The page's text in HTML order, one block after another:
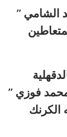
الشامي ”
فوزي ”
بمنطقه الكرنك